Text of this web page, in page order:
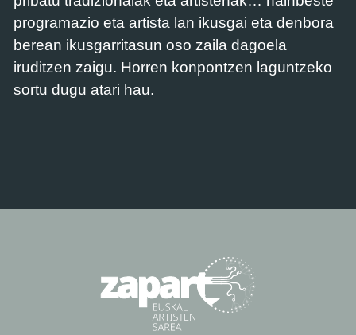
programazio eta artista lan ikusgai eta denbora
berean ikusgarritasun oso zaila dagoela
iruditzen zaigu. Horren konpontzen laguntzeko
sortu dugu atari hau.